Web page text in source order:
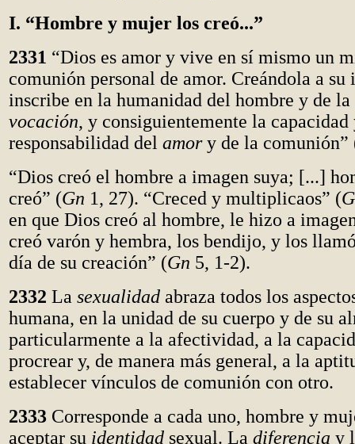
I. “Hombre y mujer los creó...”
2331 “Dios es amor y vive en sí mismo un
comunión personal de amor. Creándola a
inscribe en la humanidad del hombre y de
vocación, y consiguientemente la capacidad
responsabilidad del amory de la comunión”
“Dios creó el hombre a imagen suya; [...]
creó” (Gn 1, 27). “Creced y multiplicaos” (
en que Dios creó al hombre, le hizo a
creó varón y hembra, los bendijo, y los
día de su creación” (Gn 5, 1-2).
2332 La sexualidad abraza todos los
humana, en la unidad de su cuerpo y de su
particularmente a la afectividad, a la
procrear y, de manera más general, a la
establecer vínculos de comunión con otro.
2333 Corresponde a cada uno, hombre y
aceptar su identidad sexual. La diferencia y